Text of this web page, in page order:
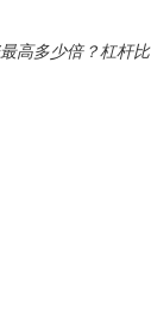
高多少倍？杠杆比